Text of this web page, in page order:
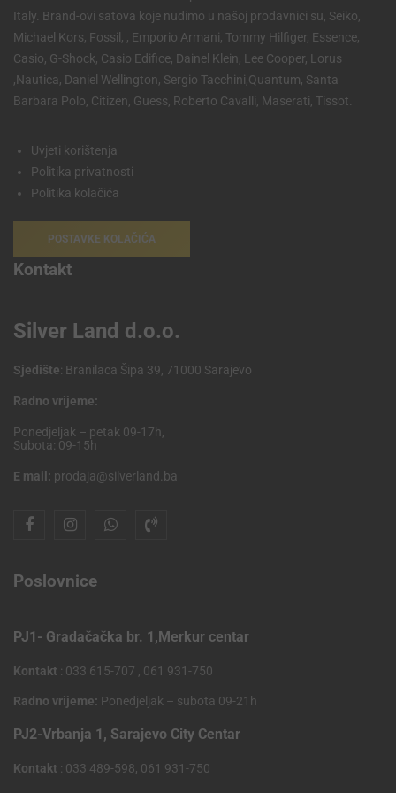
Italy. Brand-ovi satova koje nudimo u našoj prodavnici su, Seiko,
Michael Kors, Fossil, , Emporio Armani, Tommy Hilfiger, Essence,
Casio, G-Shock, Casio Edifice, Dainel Klein, Lee Cooper, Lorus
,Nautica, Daniel Wellington, Sergio Tacchini,Quantum, Santa
Barbara Polo, Citizen, Guess, Roberto Cavalli, Maserati, Tissot.
Uvjeti korištenja
Politika privatnosti
Politika kolačića
POSTAVKE KOLAČIĆA
Kontakt
Silver Land d.o.o.
Sjedište: Branilaca Šipa 39, 71000 Sarajevo
Radno vrijeme:
Ponedjeljak – petak 09-17h,
Subota: 09-15h
E mail: prodaja@silverland.ba
Poslovnice
PJ1- Gradačačka br. 1,Merkur centar
Kontakt : 033 615-707 , 061 931-750
Radno vrijeme: Ponedjeljak – subota 09-21h
PJ2-Vrbanja 1, Sarajevo City Centar
Kontakt : 033 489-598, 061 931-750